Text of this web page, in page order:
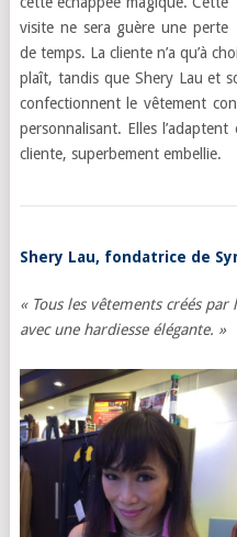
visite ne sera guère une perte
de temps. La cliente n’a qu’à
plaît, tandis que Shery Lau et
confectionnent le vêtement
personnalisant. Elles
cliente, superbement embellie.
Shery Lau, fondatrice de
« Tous les vêtements créés
avec une hardiesse élégante. »